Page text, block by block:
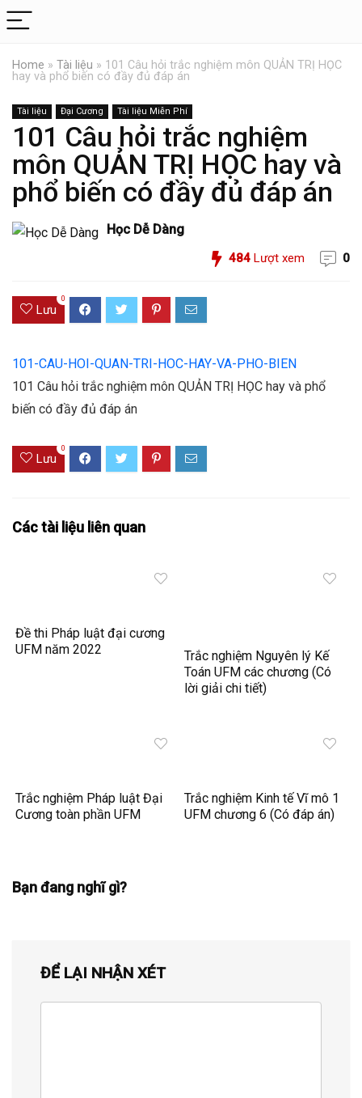
Home » Tài liệu » 101 Câu hỏi trắc nghiệm môn QUẢN TRỊ HỌC
hay và phổ biến có đầy đủ đáp án
Tài liệu Đại Cương Tài liệu Miễn Phí
101 Câu hỏi trắc nghiệm
môn QUẢN TRỊ HỌC hay và
phổ biến có đầy đủ đáp án
Học Dễ Dàng
484 Lượt xem 0
Lưu
0
101-CAU-HOI-QUAN-TRI-HOC-HAY-VA-PHO-BIEN
101 Câu hỏi trắc nghiệm môn QUẢN TRỊ HỌC hay và phổ
biến có đầy đủ đáp án
Lưu
0
Các tài liệu liên quan
Đề thi Pháp luật đại cương
UFM năm 2022
Trắc nghiệm Nguyên lý Kế
Toán UFM các chương (Có
lời giải chi tiết)
Trắc nghiệm Pháp luật Đại
Cương toàn phần UFM
Trắc nghiệm Kinh tế Vĩ mô 1
UFM chương 6 (Có đáp án)
Bạn đang nghĩ gì?
ĐỂ LẠI NHẬN XÉT